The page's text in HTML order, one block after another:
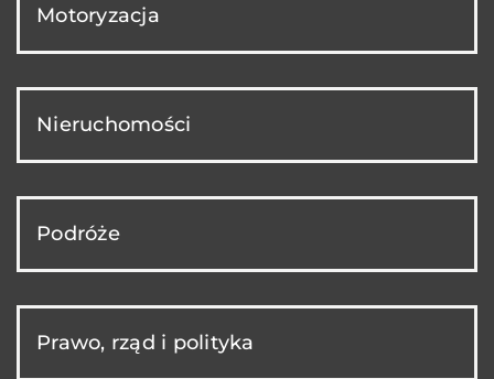
Motoryzacja
Nieruchomości
Podróże
Prawo, rząd i polityka